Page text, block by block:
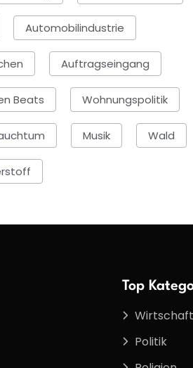
Automobilindustrie
Auftragseingang
Beats Wohnungspolitik
Musik Wald
Top
Wirtschaft
Politik